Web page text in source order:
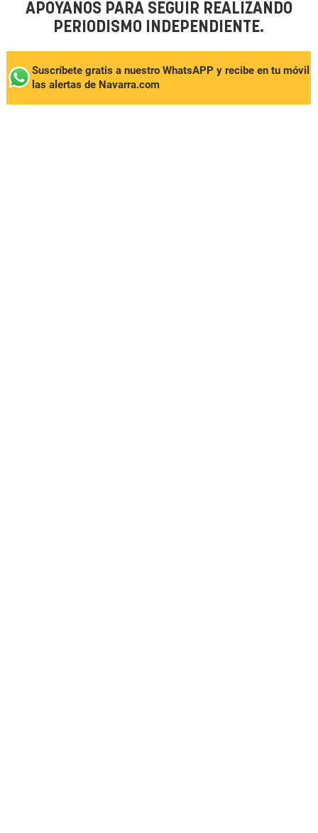
APÓYANOS PARA SEGUIR REALIZANDO
PERIODISMO INDEPENDIENTE.
Suscríbete gratis a nuestro WhatsAPP y recibe en tu móvil
las alertas de Navarra.com